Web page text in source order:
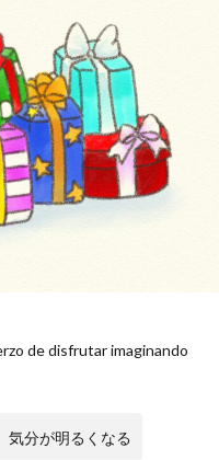
de disfrutar imaginando
気分が明るくなる